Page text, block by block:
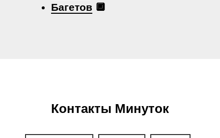
Багетов 🔲
Контакты Минуток